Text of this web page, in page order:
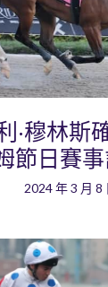
·穆林斯
節日賽
2024 年 3 月 8